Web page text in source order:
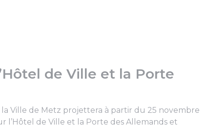
de Ville et la Porte
Ville de Metz projettera à partir du 25 novembre
l’Hôtel de Ville et la Porte des Allemands et